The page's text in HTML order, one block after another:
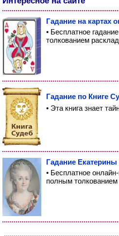
Гадание на картах
• Бесплатное
толкованием
Гадание по Книге
• Эта книга знает
Гадание Екатерины
• Бесплатное
полным толкованием